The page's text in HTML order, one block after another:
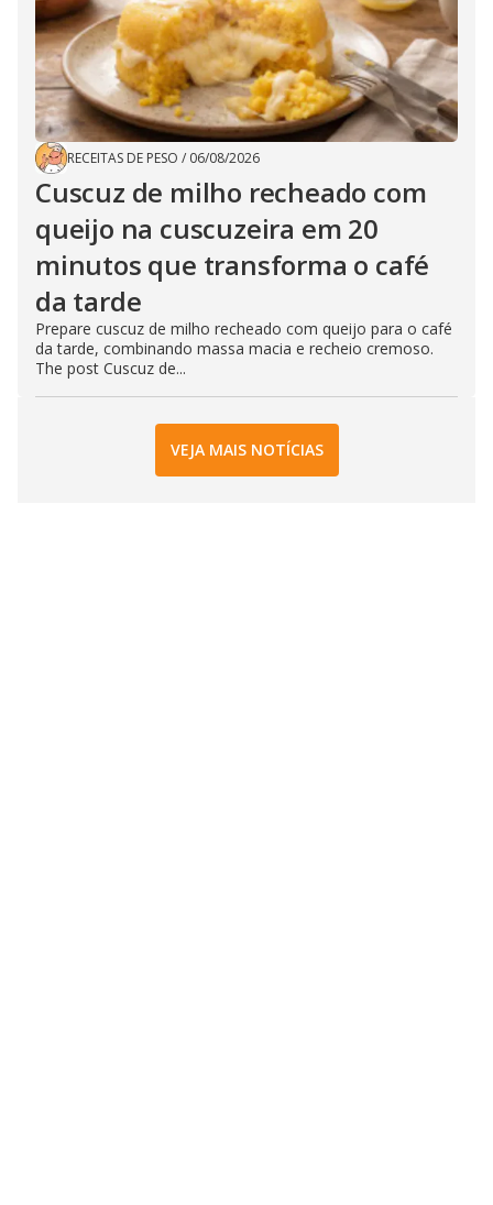
RECEITAS DE PESO / 06/08/2026
Cuscuz de milho recheado com
queijo na cuscuzeira em 20
minutos que transforma o café
da tarde
Prepare cuscuz de milho recheado com queijo para o café
da tarde, combinando massa macia e recheio cremoso.
The post Cuscuz de...
VEJA MAIS NOTÍCIAS